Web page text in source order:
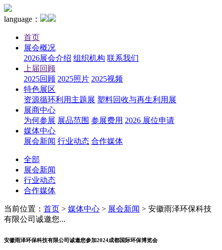
language：
首页
展会概况
2026展会介绍 组织机构 联系我们
上届回顾
2025回顾 2025照片 2025视频
特色展区
资源循环利用主题展 塑料回收与再生利用展
展商中心
为何参展 展品范围 参展费用 2026 展位申请
媒体中心
展会新闻 行业动态 合作媒体
全部
展会新闻
行业动态
合作媒体
当前位置： 首页 > 媒体中心 > 展会新闻 > 安徽雨泽环保科技
有限公司诚邀您...
安徽雨泽环保科技有限公司诚邀您参加2024成都国际环保博览会